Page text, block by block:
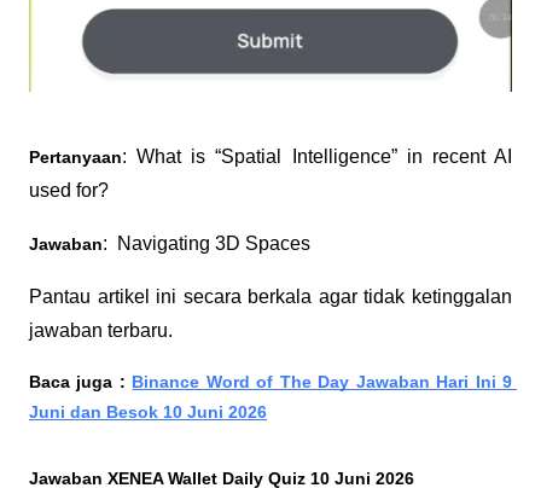
Pertanyaan: What is “Spatial Intelligence” in recent AI
used for?
Jawaban:  Navigating 3D Spaces
Pantau artikel ini secara berkala agar tidak ketinggalan
jawaban terbaru.
Baca juga : Binance Word of The Day Jawaban Hari Ini 9
Juni dan Besok 10 Juni 2026
Jawaban XENEA Wallet Daily Quiz 10 Juni 2026